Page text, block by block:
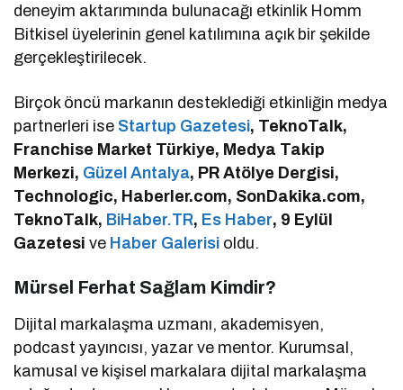
deneyim aktarımında bulunacağı etkinlik Homm
Bitkisel üyelerinin genel katılımına açık bir şekilde
gerçekleştirilecek.
Birçok öncü markanın desteklediği etkinliğin medya
partnerleri ise Startup Gazetesi, TeknoTalk,
Franchise Market Türkiye, Medya Takip
Merkezi, Güzel Antalya, PR Atölye Dergisi,
Technologic, Haberler.com, SonDakika.com,
TeknoTalk, BiHaber.TR, Es Haber, 9 Eylül
Gazetesi ve Haber Galerisi oldu.
Mürsel Ferhat Sağlam Kimdir?
Dijital markalaşma uzmanı, akademisyen,
podcast yayıncısı, yazar ve mentor. Kurumsal,
kamusal ve kişisel markalara dijital markalaşma